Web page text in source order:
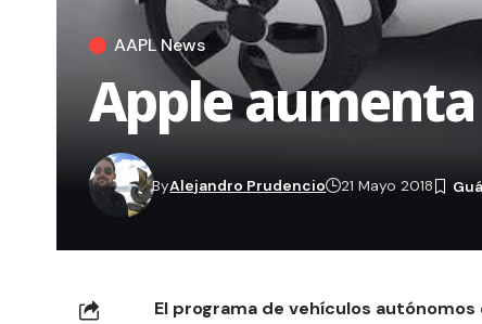
AAPL News
Apple
ByAlejandro Prudencio 21 Mayo 2018
El programa de vehículos autónomos